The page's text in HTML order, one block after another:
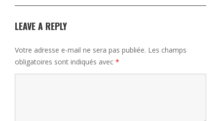
LEAVE A REPLY
Votre adresse e-mail ne sera pas publiée. Les champs
obligatoires sont indiqués avec *